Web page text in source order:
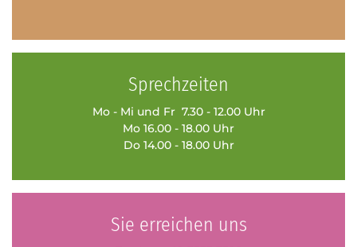
Sprechzeiten
Mo - Mi und Fr 7.30 - 12.00 Uhr
Mo 16.00 - 18.00 Uhr
Do 14.00 - 18.00 Uhr
Sie erreichen uns